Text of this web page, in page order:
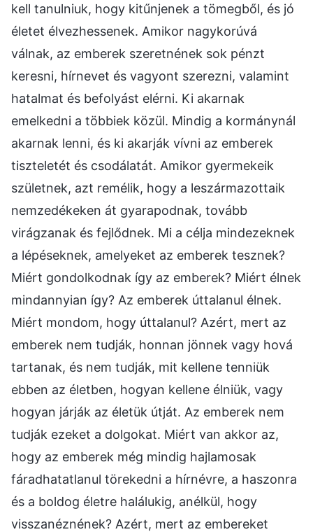
kell tanulniuk, hogy kitűnjenek a tömegből, és jó
életet élvezhessenek. Amikor nagykorúvá
válnak, az emberek szeretnének sok pénzt
keresni, hírnevet és vagyont szerezni, valamint
hatalmat és befolyást elérni. Ki akarnak
emelkedni a többiek közül. Mindig a kormánynál
akarnak lenni, és ki akarják vívni az emberek
tiszteletét és csodálatát. Amikor gyermekeik
születnek, azt remélik, hogy a leszármazottaik
nemzedékeken át gyarapodnak, tovább
virágzanak és fejlődnek. Mi a célja mindezeknek
a lépéseknek, amelyeket az emberek tesznek?
Miért gondolkodnak így az emberek? Miért élnek
mindannyian így? Az emberek úttalanul élnek.
Miért mondom, hogy úttalanul? Azért, mert az
emberek nem tudják, honnan jönnek vagy hová
tartanak, és nem tudják, mit kellene tenniük
ebben az életben, hogyan kellene élniük, vagy
hogyan járják az életük útját. Az emberek nem
tudják ezeket a dolgokat. Miért van akkor az,
hogy az emberek még mindig hajlamosak
fáradhatatlanul törekedni a hírnévre, a haszonra
és a boldog életre halálukig, anélkül, hogy
visszanéznének? Azért, mert az embereket